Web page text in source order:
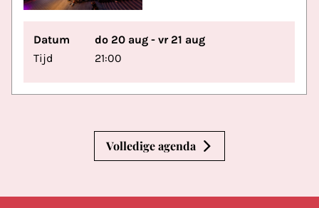
Datum
do 20 aug - vr 21 aug
Tijd
21:00
Volledige agenda